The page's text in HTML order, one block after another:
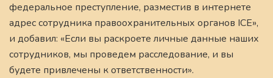
федеральное преступление, разместив в интернете
адрес сотрудника правоохранительных органов ICE»,
и добавил: «Если вы раскроете личные данные наших
сотрудников, мы проведем расследование, и вы
будете привлечены к ответственности».